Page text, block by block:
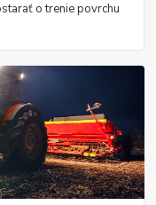
o trenie povrchu